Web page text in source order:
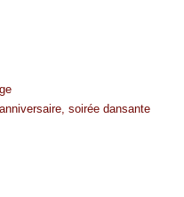
soirée dansante